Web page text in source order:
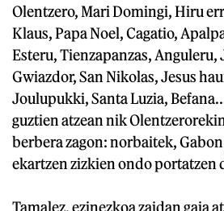
Olentzero, Mari Domingi, Hiru
Klaus, Papa Noel, Cagatio,
Esteru, Tienzapanzas, Anguleru,
Gwiazdor, San Nikolas, Jesus
Joulupukki, Santa Luzia,
guztien atzean nik
berbera zagon: norbaitek,
ekartzen zizkien ondo portatzen
Tamalez, ezinezkoa zaidan gaia